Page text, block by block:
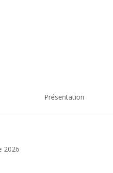
Présentation
2026